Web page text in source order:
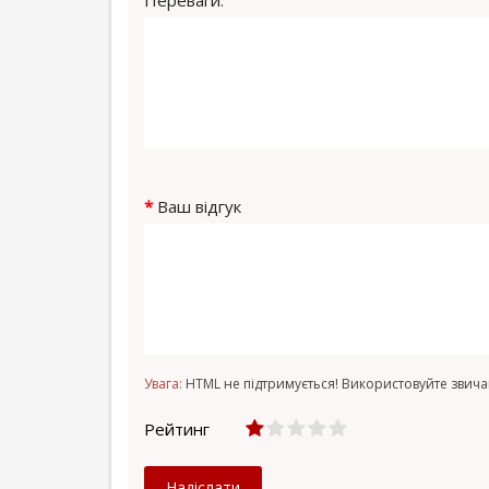
Ваш відгук
Увага: HTML не підтримується! Використовуйте
Рейтинг